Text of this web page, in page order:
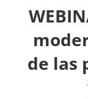
de las